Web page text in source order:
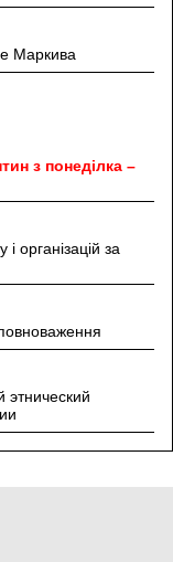
Маркива
з понеділка –
організацій за
этнический